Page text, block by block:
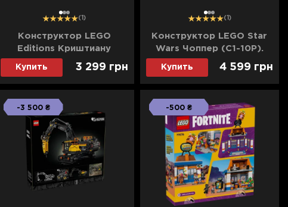
123 (1)
Конструктор LEGO
Editions Криштиану
Роналду легенда футбола
Купить 3 299 грн
12 3 (1)
Конструктор LEGO Star
Wars Чоппер (C1-10P).
Дроид-астромеханик
Купить 4 599 грн
-3 500 ₴ -500 ₴